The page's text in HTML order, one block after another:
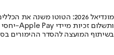
מונדיאל 2026: הטוטו משנה את הכללים
יחסי הימור משופרים, הפקדות ב-Apple Pay ותשלום זכיות מיידי
בשיתוף המועצה להסדר ההימורים